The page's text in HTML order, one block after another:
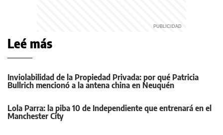
Leé más
Inviolabilidad de la Propiedad Privada: por qué Patricia
Bullrich mencionó a la antena china en Neuquén
Lola Parra: la piba 10 de Independiente que entrenará en el
Manchester City